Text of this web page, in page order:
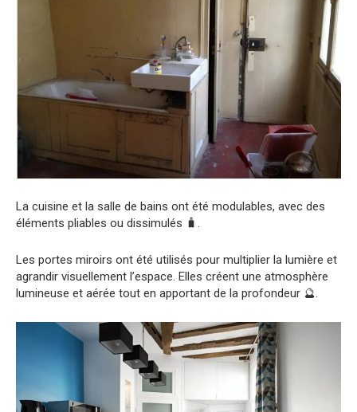
La cuisine et la salle de bains ont été modulables, avec des
éléments pliables ou dissimulés 🧳.
Les portes miroirs ont été utilisés pour multiplier la lumière et
agrandir visuellement l’espace. Elles créent une atmosphère
lumineuse et aérée tout en apportant de la profondeur 🔮.